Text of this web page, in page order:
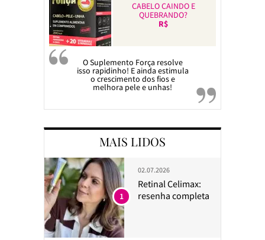
CABELO CAINDO E
QUEBRANDO?
R$
O Suplemento Força resolve
isso rapidinho! E ainda estimula
o crescimento dos fios e
melhora pele e unhas!
MAIS LIDOS
02.07.2026
Retinal Celimax:
resenha completa
1